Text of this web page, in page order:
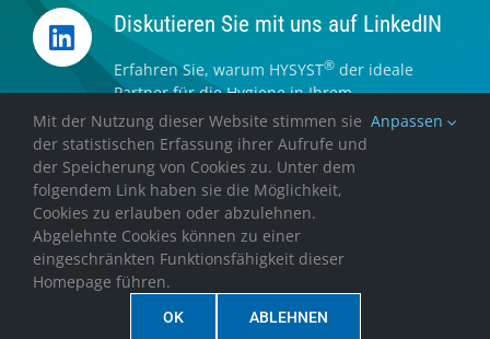
Diskutieren Sie mit uns auf LinkedIN
Erfahren Sie, warum HYSYST®der ideale
Partner für die Hygiene in Ihrem
Unternehmen ist.
Folgen Sie uns auf LinkedIN
Copyright ©2012-2026. HYSYST® Deutschland GmbH & Co. KG
Mit der Nutzung dieser Website stimmen sie
der statistischen Erfassung ihrer Aufrufe und
der Speicherung von Cookies zu. Unter dem
folgendem Link haben sie die Möglichkeit,
Cookies zu erlauben oder abzulehnen.
Abgelehnte Cookies können zu einer
eingeschränkten Funktionsfähigkeit dieser
Homepage führen.
Anpassen
OK ABLEHNEN